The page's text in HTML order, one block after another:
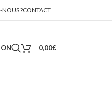
NOUS ?CONTACT
0,00€